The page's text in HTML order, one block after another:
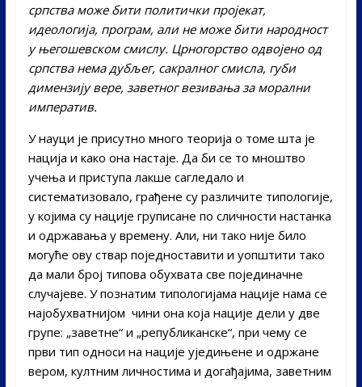
српства може бити политички пројекат,
идеологија, програм, али не може бити народност
у његошевском смислу. Црногорство одвојено од
српства нема дубљег, сакралног смисла, губи
димензију вере, заветног везивања за морални
императив.
У науци је присутно много теорија о томе шта је
нација и како она настаје. Да би се то мноштво
учења и приступа лакше сагледало и
систематизовало, грађене су различите типологије,
у којима су нације груписане по сличности настанка
и одржавања у времену. Али, ни тако није било
могуће ову ствар поједноставити и уопштити тако
да мали број типова обухвата све појединачне
случајеве. У познатим типологијама нације нама се
најобухватнијом чини она која нације дели у две
групе: „заветне“ и „републиканске“, при чему се
први тип односи на нације уједињене и одржане
вером, култним личностима и догађајима, заветним